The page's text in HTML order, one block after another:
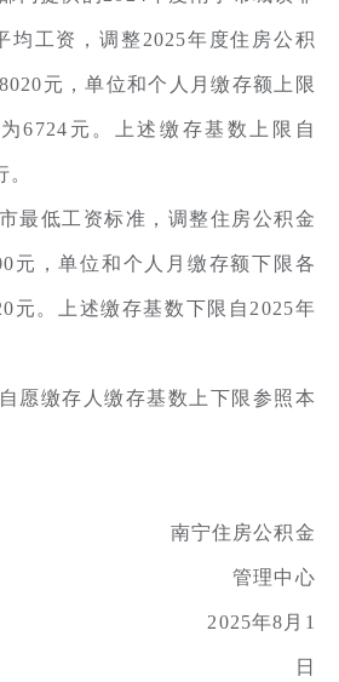
均工资，调整2025年度住房公积
元，单位和个人月缴存额上限
6724元。上述缴存基数上限自
最低工资标准，调整住房公积金
元，单位和个人月缴存额下限各
元。上述缴存基数下限自2025年
愿缴存人缴存基数上下限参照本
南宁住房公积金
管理中心
2025年8月1
日